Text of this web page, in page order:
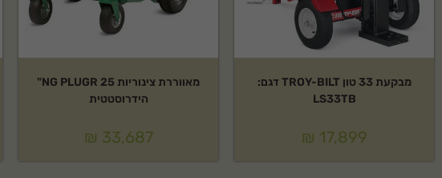
מבקעת 33 טון TROY-BILT דגם:
LS33TB
₪ 17,899
מאווררת צינוריות NG PLUGR 25"
הידרוסטטית
₪ 33,687